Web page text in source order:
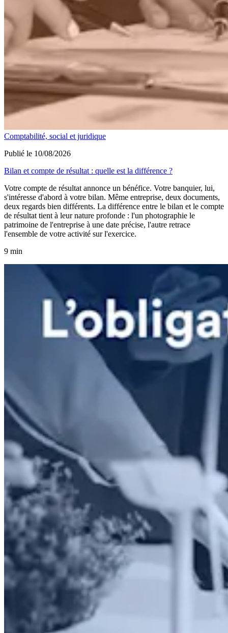
Comptabilité, social et juridique
Publié le 10/08/2026
Bilan et compte de résultat : quelle est la différence ?
Votre compte de résultat annonce un bénéfice. Votre banquier, lui,
s'intéresse d'abord à votre bilan. Même entreprise, deux documents,
deux regards bien différents. La différence entre le bilan et le compte
de résultat tient à leur nature profonde : l'un photographie le
patrimoine de l'entreprise à une date précise, l'autre retrace
l'ensemble de votre activité sur l'exercice.
9 min